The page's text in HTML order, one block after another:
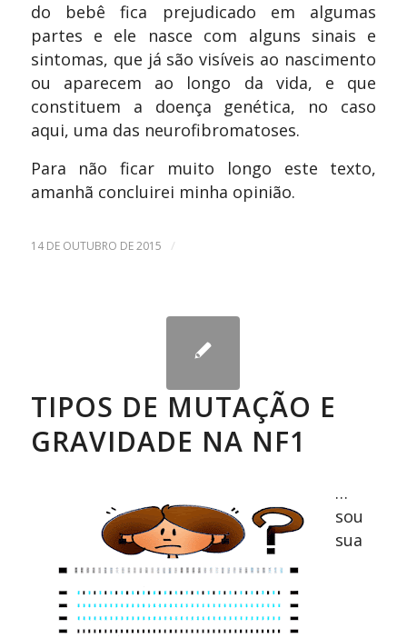
do bebê fica prejudicado em algumas
partes e ele nasce com alguns sinais e
sintomas, que já são visíveis ao nascimento
ou aparecem ao longo da vida, e que
constituem a doença genética, no caso
aqui, uma das neurofibromatoses.
Para não ficar muito longo este texto,
amanhã concluirei minha opinião.
14 DE OUTUBRO DE 2015 /
TIPOS DE MUTAÇÃO E
GRAVIDADE NA NF1
…
sou
sua